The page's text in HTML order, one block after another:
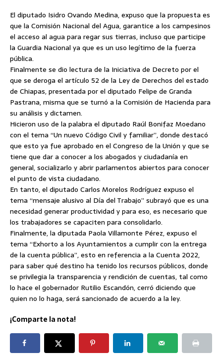
El diputado Isidro Ovando Medina, expuso que la propuesta es
que la Comisión Nacional del Agua, garantice a los campesinos
el acceso al agua para regar sus tierras, incluso que participe
la Guardia Nacional ya que es un uso legítimo de la fuerza
pública.
Finalmente se dio lectura de la Iniciativa de Decreto por el
que se deroga el artículo 52 de la Ley de Derechos del estado
de Chiapas, presentada por el diputado Felipe de Granda
Pastrana, misma que se turnó a la Comisión de Hacienda para
su análisis y dictamen.
Hicieron uso de la palabra el diputado Raúl Bonifaz Moedano
con el tema “Un nuevo Código Civil y familiar”, donde destacó
que esto ya fue aprobado en el Congreso de la Unión y que se
tiene que dar a conocer a los abogados y ciudadanía en
general, socializarlo y abrir parlamentos abiertos para conocer
el punto de vista ciudadano.
En tanto, el diputado Carlos Morelos Rodríguez expuso el
tema “mensaje alusivo al Día del Trabajo” subrayó que es una
necesidad generar productividad y para eso, es necesario que
los trabajadores se capaciten para consolidarlo.
Finalmente, la diputada Paola Villamonte Pérez, expuso el
tema “Exhorto a los Ayuntamientos a cumplir con la entrega
de la cuenta pública”, esto en referencia a la Cuenta 2022,
para saber qué destino ha tenido los recursos públicos, donde
se privilegia la transparencia y rendición de cuentas, tal como
lo hace el gobernador Rutilio Escandón, cerró diciendo que
quien no lo haga, será sancionado de acuerdo a la ley.
¡Comparte la nota!